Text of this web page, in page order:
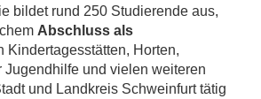
bildet rund 250 Studierende aus,
Abschluss als
Kindertagesstätten, Horten,
Jugendhilfe und vielen weiteren
und Landkreis Schweinfurt tätig